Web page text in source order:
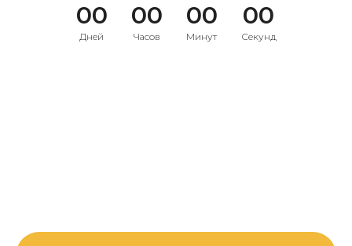
00
Дней
00
Часов
00
Минут
00
Секунд